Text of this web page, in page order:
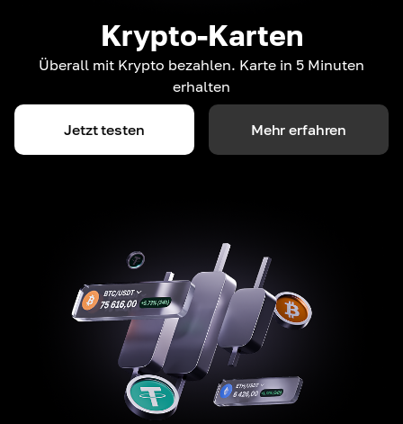
Krypto-Karten
Überall mit Krypto bezahlen. Karte in 5 Minuten
erhalten
Jetzt testen Mehr erfahren